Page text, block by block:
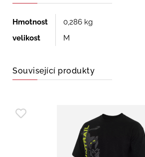
Hmotnost
0,286 kg
velikost
M
Související produkty